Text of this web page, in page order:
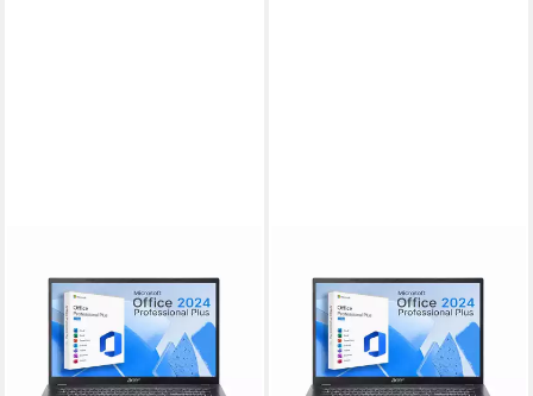
Aspire A17 Notebook
17.3 Zoll Bildschirmdiagonale
Intel Core i5
Prozessor
16 GB
Arbeitsspeicher
969,00 € 1.019,00 €
Aspire A17 Notebook
17,3 Zoll Bildschirmdiagonale
Intel Core i5
Prozessor
16 GB
Arbeitsspeicher
ab 739,00 € 789,00 €